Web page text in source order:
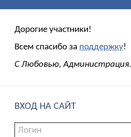
Дорогие участники!
Всем спасибо за поддержку!
С Любовью, Администрация.
ВХОД НА САЙТ